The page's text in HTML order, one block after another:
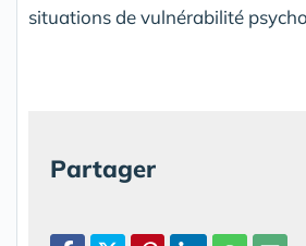
situations de vulnérabilité
Partager